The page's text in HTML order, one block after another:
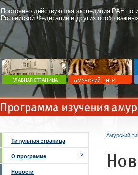
Постоянно действующая экспедиция РАН по
Российской Федерации и других особо
Программа изучения
Титульная страница
О программе
Новости
Амурский